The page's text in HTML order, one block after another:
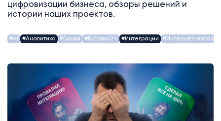
цифровизации бизнеса, обзоры решений и
истории наших проектов.
#AI #Аналитика #Банки #Битрикс24 #Интеграции #Интернет-
Интеграции